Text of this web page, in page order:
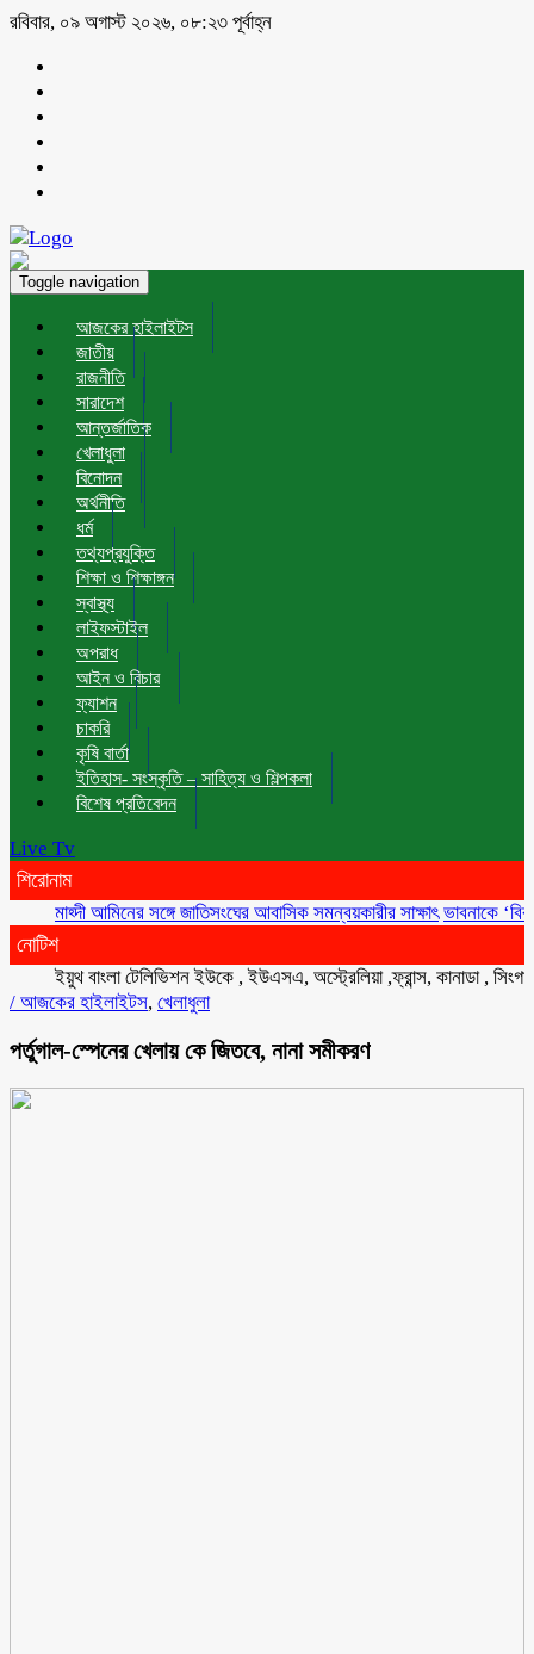
রবিবার, ০৯ অগাস্ট ২০২৬, ০৮:২৩ পূর্বাহ্ন
Toggle navigation
আজকের হাইলাইটস
জাতীয়
রাজনীতি
সারাদেশ
আন্তর্জাতিক
খেলাধুলা
বিনোদন
অর্থনীতি
ধর্ম
তথ্যপ্রযুক্তি
শিক্ষা ও শিক্ষাঙ্গন
স্বাস্থ্য
লাইফস্টাইল
অপরাধ
আইন ও বিচার
ফ্যাশন
চাকরি
কৃষি বার্তা
ইতিহাস- সংস্কৃতি – সাহিত্য ও শিল্পকলা
বিশেষ প্রতিবেদন
Live Tv
শিরোনাম
মাহ্দী আমিনের সঙ্গে জাতিসংঘের আবাসিক সমন্বয়কারীর সাক্ষাৎ ভাবনাকে ‘বিরল
নোটিশ
ইয়ুথ বাংলা টেলিভিশন ইউকে , ইউএসএ, অস্ট্রেলিয়া ,ফ্রান্স, কানাডা , সিংগাপুর ,
/ আজকের হাইলাইটস, খেলাধুলা
পর্তুগাল-স্পেনের খেলায় কে জিতবে, নানা সমীকরণ